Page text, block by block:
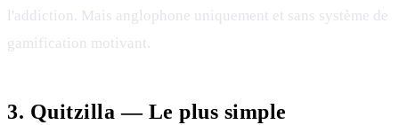
l'addiction. Mais anglophone uniquement et sans système de
gamification motivant.
3. Quitzilla — Le plus simple